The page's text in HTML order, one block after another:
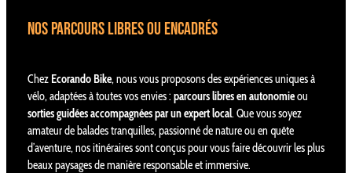
NOS parcours libres ou Encadrés
Chez Ecorando Bike, nous vous proposons des expériences uniques à
vélo, adaptées à toutes vos envies : parcours libres en autonomieou
sorties guidées accompagnées par un expert local. Que vous soyez
amateur de balades tranquilles, passionné de nature ou en quête
d’aventure, nos itinéraires sont conçus pour vous faire découvrir les plus
beaux paysages de manière responsable et immersive.